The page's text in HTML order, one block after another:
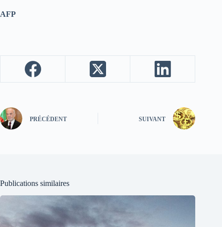
AFP
PRÉCÉDENT SUIVANT
Publications similaires